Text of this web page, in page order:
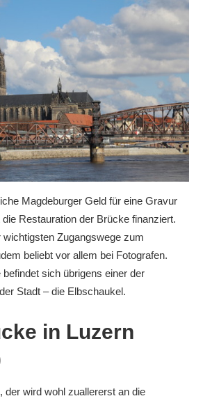
Magdeburger Geld für eine Gravur
Restauration der Brücke finanziert.
wichtigsten Zugangswege zum
beliebt vor allem bei Fotografen.
sich übrigens einer der
Stadt – die Elbschaukel.
in Luzern
der wird wohl zuallererst an die